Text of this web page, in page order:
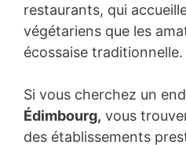
restaurants, qui
végétariens que les
écossaise traditionnelle.
Si vous cherchez un
Édimbourg, vous
des établissements